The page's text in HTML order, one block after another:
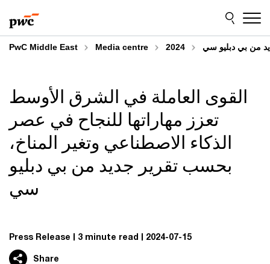
to
content
to
footer
PwC Middle East Media centre 2024 من بي دبليو سي
القوى العاملة في الشرق الأوسط
تعزز مهاراتها للنجاح في عصر
الذكاء الاصطناعي وتغير المناخ،
بحسب تقرير جديد من بي دبليو
سي
Press Release 3 minute read 2024-07-15
Share